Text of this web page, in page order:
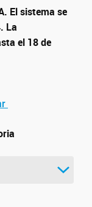
El sistema se
La
el 18 de